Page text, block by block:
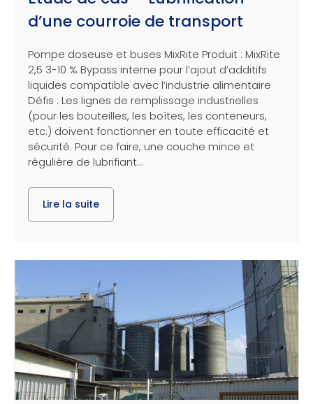
d’une courroie de transport
Pompe doseuse et buses MixRite Produit : MixRite
2,5 3-10 % Bypass interne pour l’ajout d’additifs
liquides compatible avec l’industrie alimentaire
Défis : Les lignes de remplissage industrielles
(pour les bouteilles, les boîtes, les conteneurs,
etc.) doivent fonctionner en toute efficacité et
sécurité. Pour ce faire, une couche mince et
régulière de lubrifiant...
Lire la suite